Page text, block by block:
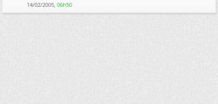
14/02/2005, 06h50